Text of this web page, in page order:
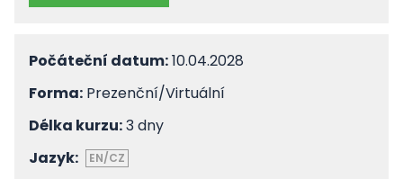
Počáteční datum:10.04.2028
Forma: Prezenční/Virtuální
Délka kurzu:3 dny
Jazyk:
EN/CZ